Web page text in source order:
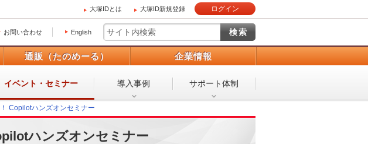
大塚IDとは 大塚ID新規登録 ログイン
お問い合わせ English
通販（たのめーる） 企業情報
イベント・ セミナー 導入事例 サポート体制
Copilotハンズオンセミナー
ハンズオンセミナー